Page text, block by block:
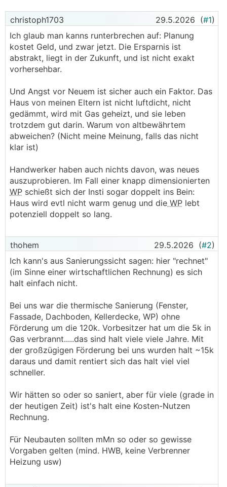
christoph1703 29.5.2026 (#1)
Ich glaub man kanns runterbrechen auf: Planung
kostet Geld, und zwar jetzt. Die Ersparnis ist
abstrakt, liegt in der Zukunft, und ist nicht exakt
vorhersehbar.
Und Angst vor Neuem ist sicher auch ein Faktor. Das
Haus von meinen Eltern ist nicht luftdicht, nicht
gedämmt, wird mit Gas geheizt, und sie leben
trotzdem gut darin. Warum von altbewährtem
abweichen? (Nicht meine Meinung, falls das nicht
klar ist)
Handwerker haben auch nichts davon, was neues
auszuprobieren. Im Fall einer knapp dimensionierten
WP schießt sich der Insti sogar doppelt ins Bein:
Haus wird evtl nicht warm genug und die WP lebt
potenziell doppelt so lang.
thohem 29.5.2026 (#2)
Ich kann's aus Sanierungssicht sagen: hier "rechnet"
(im Sinne einer wirtschaftlichen Rechnung) es sich
halt einfach nicht.
Bei uns war die thermische Sanierung (Fenster,
Fassade, Dachboden, Kellerdecke, WP) ohne
Förderung um die 120k. Vorbesitzer hat um die 5k in
Gas verbrannt.....das sind halt viele viele Jahre. Mit
der großzügigen Förderung bei uns wurden halt ~15k
daraus und damit rentiert sich das halt viel viel
schneller.
Wir hätten so oder so saniert, aber für viele (grade in
der heutigen Zeit) ist's halt eine Kosten-Nutzen
Rechnung.
Für Neubauten sollten mMn so oder so gewisse
Vorgaben gelten (mind. HWB, keine Verbrenner
Heizung usw)